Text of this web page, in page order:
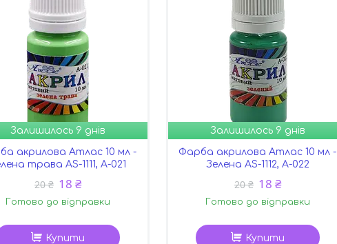
Залишилось 9 днів
акрилова Атлас 10 мл -
трава AS-1111, А-021
20 ₴ 18 ₴
Готово до відправки
Купити
Залишилось 9 днів
Фарба акрилова Атлас 10 мл -
Зелена AS-1112, А-022
20 ₴ 18 ₴
Готово до відправки
Купити